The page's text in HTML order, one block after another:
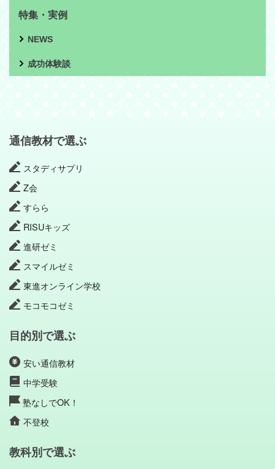
特集・実例
NEWS
成功体験談
通信教材で選ぶ
スタディサプリ
Z会
すらら
RISUキッズ
進研ゼミ
スマイルゼミ
東進オンライン学校
モコモコゼミ
目的別で選ぶ
安い通信教材
中学受験
塾なしでOK！
不登校
教科別で選ぶ